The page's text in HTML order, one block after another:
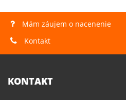
Mám záujem o nacenenie
Kontakt
KONTAKT